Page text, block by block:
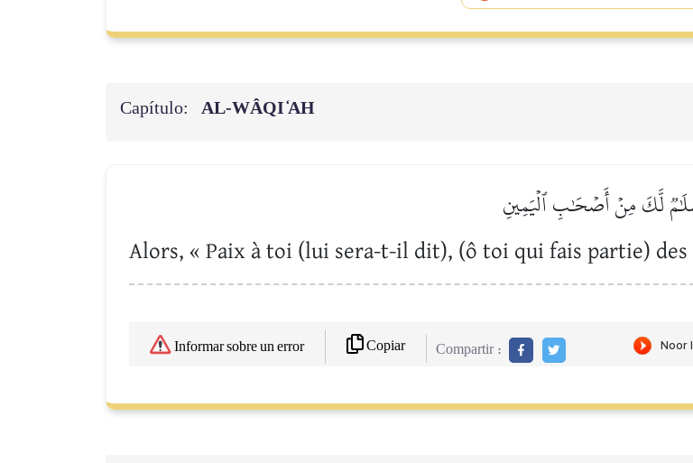
Capítulo: AL-WÂQI ̒AH
لَّكَ مِنۡ أَصۡحَٰبِ ٱلۡيَمِينِ
Alors, « Paix à toi (lui sera-t-il dit), (ô toi qui fais partie) des
Informar sobre un error Copiar Compartir :